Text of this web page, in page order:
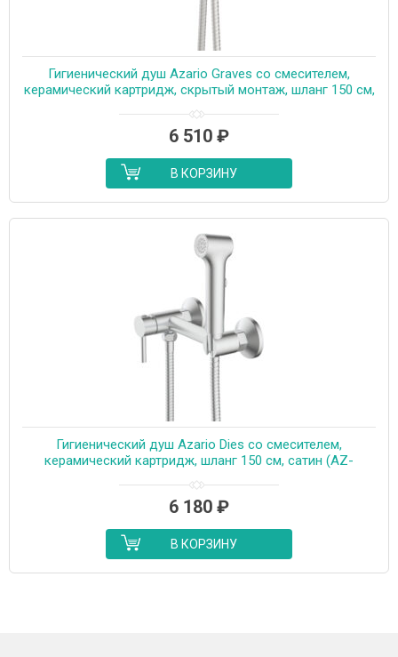
Гигиенический душ Azario Graves со смесителем,
керамический картридж, скрытый монтаж, шланг 150 см,
6 510 ₽
В КОРЗИНУ
Гигиенический душ Azario Dies со смесителем,
керамический картридж, шланг 150 см, сатин (AZ-
6 180 ₽
В КОРЗИНУ